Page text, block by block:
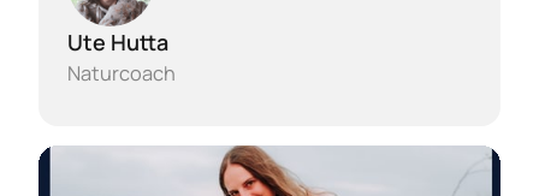
Ute Hutta
Naturcoach